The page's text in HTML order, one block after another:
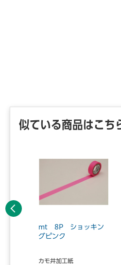
似ている商品はこち
mt 8P ショッキン
グピンク
カモ井加工紙
前へ